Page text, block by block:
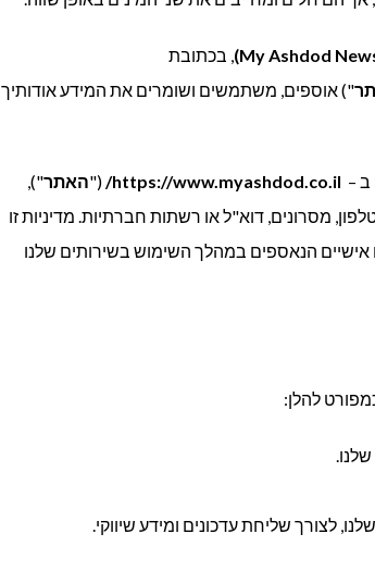
, בכתובת
") אוספים, משתמשים ושומרים את המידע אודותיך
ב – https://www.myashdod.co.il/
("האתר"),
מסרונים, דוא"ל או רשתות חברתיות. מדיניות זו
אישיים הנאספים במהלך השימוש בשירותים שלנו
להלן:
לצורך שליחת עדכונים ומידע שיווקי.